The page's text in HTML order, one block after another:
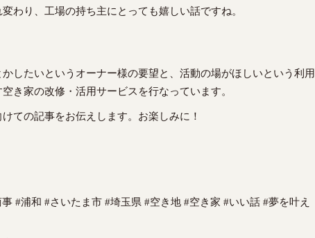
わり、工場の持ち主にとっても嬉しい話ですね。
したいというオーナー様の要望と、活動の場がほしいという利用
き家の改修・活用サービスを行なっています。
ての記事をお伝えします。お楽しみに！
#浦和 #さいたま市 #埼玉県 #空き地 #空き家 #いい話 #夢を叶え